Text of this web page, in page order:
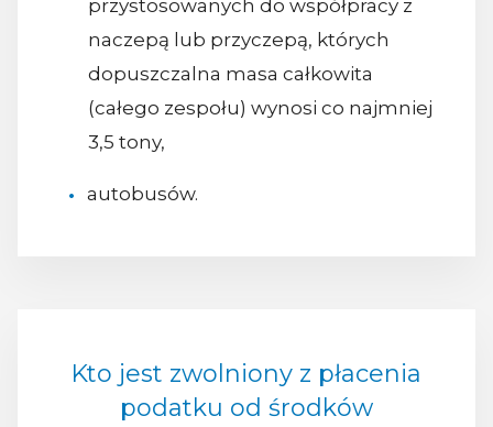
przystosowanych do współpracy z
naczepą lub przyczepą, których
dopuszczalna masa całkowita
(całego zespołu) wynosi co najmniej
3,5 tony,
autobusów.
Kto jest zwolniony z płacenia
podatku od środków